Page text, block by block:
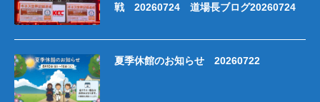
戦 20260724 道場長ブログ20260724
夏季休館のお知らせ 20260722